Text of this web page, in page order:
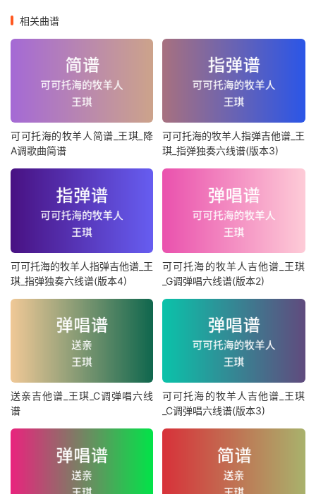
相关曲谱
可可托海的牧羊人简谱_王琪_降
A调歌曲简谱
可可托海的牧羊人指弹吉他谱_王
琪_指弹独奏六线谱(版本3)
可可托海的牧羊人指弹吉他谱_王
琪_指弹独奏六线谱(版本4)
可可托海的牧羊人吉他谱_王琪
_G调弹唱六线谱(版本2)
送亲吉他谱_王琪_C调弹唱六线
谱
可可托海的牧羊人吉他谱_王琪
_C调弹唱六线谱(版本3)